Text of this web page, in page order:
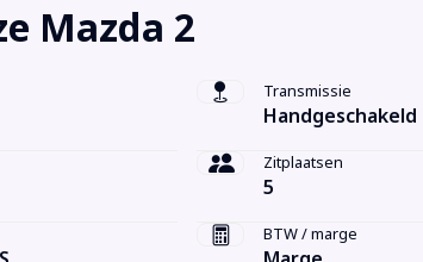
Mazda 2
Transmissie
Handgeschakeld
Zitplaatsen
5
BTW / marge